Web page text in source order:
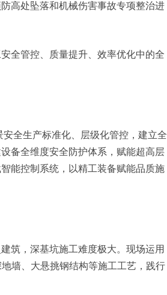
高处坠落和机械伤害事故专项整治进
全管控、质量提升、效率优化中的全
全生产标准化、层级化管控，建立全
备全维度安全防护体系，赋能超高层
能控制系统，以精工装备赋能品质施
筑，深基坑施工难度极大。现场运用
墙、大悬挑钢结构等施工工艺，践行